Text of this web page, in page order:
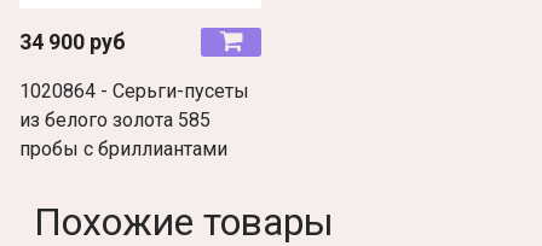
34 900 руб
1020864 - Серьги-пусеты
из белого золота 585
пробы с бриллиантами
Похожие товары